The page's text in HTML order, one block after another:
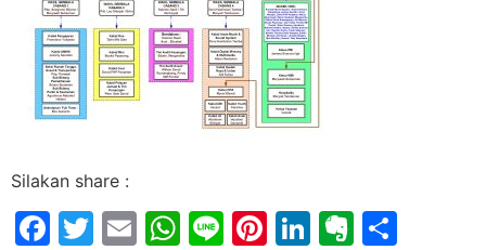
Silakan share :
Facebook
Twitter
EmailWhatsApp
LinePinterest
LinkedIn